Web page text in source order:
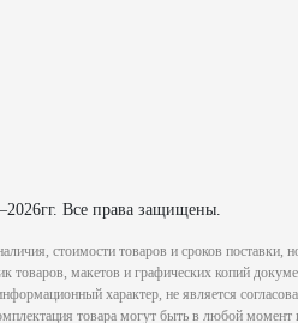
Все права защищены.
стоимости товаров и сроков
макетов и графических копий
характер, не является
товара могут быть в любой